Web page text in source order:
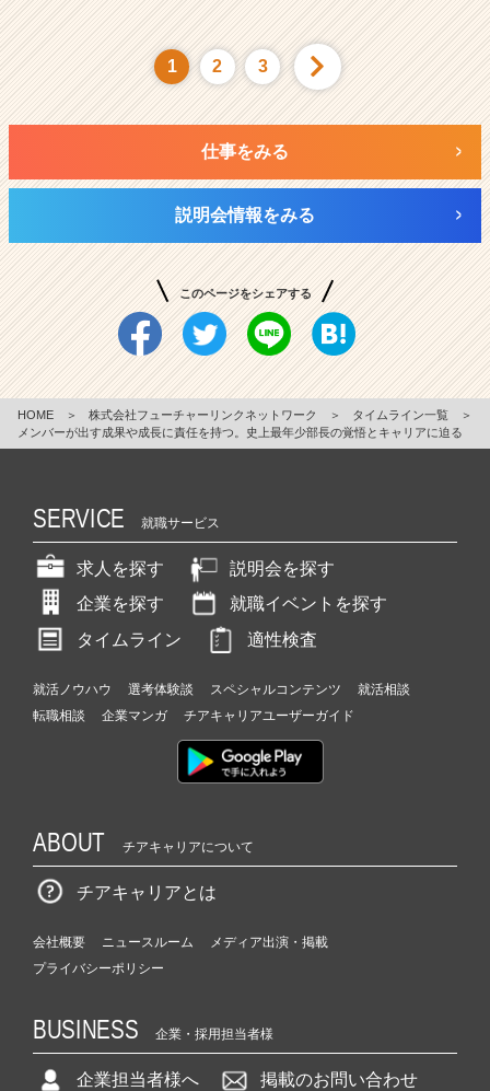
1 2 3
仕事をみる
説明会情報をみる
このページをシェアする
HOME ＞ 株式会社フューチャーリンクネットワーク ＞ タイムライン一覧
＞
メンバーが出す成果や成長に責任を持つ。史上最年少部長の覚悟とキャリアに迫る
SERVICE 就職サービス
求人を探す
説明会を探す
企業を探す
就職イベントを探す
タイムライン
適性検査
就活ノウハウ 選考体験談 スペシャルコンテンツ
就活相談
転職相談
企業マンガ チアキャリアユーザーガイド
ABOUT チアキャリアについて
チアキャリアとは
会社概要 ニュースルーム
メディア出演・掲載
プライバシーポリシー
BUSINESS 企業・採用担当者様
企業担当者様へ 掲載のお問い合わせ